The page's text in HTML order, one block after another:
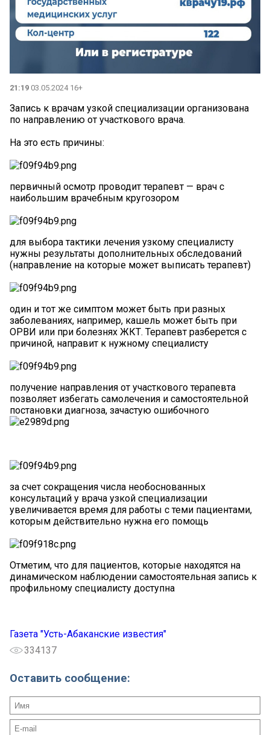
21:19 03.05.2024 16+
Запись к врачам узкой специализации организована
по направлению от участкового врача.
На это есть причины:
первичный осмотр проводит терапевт — врач с
наибольшим врачебным кругозором
для выбора тактики лечения узкому специалисту
нужны результаты дополнительных обследований
(направление на которые может выписать терапевт)
один и тот же симптом может быть при разных
заболеваниях, например, кашель может быть при
ОРВИ или при болезнях ЖКТ. Терапевт разберется с
причиной, направит к нужному специалисту
получение направления от участкового терапевта
позволяет избегать самолечения и самостоятельной
постановки диагноза, зачастую ошибочного
за счет сокращения числа необоснованных
консультаций у врача узкой специализации
увеличивается время для работы с теми пациентами,
которым действительно нужна его помощь
Отметим, что для пациентов, которые находятся на
динамическом наблюдении самостоятельная запись к
профильному специалисту доступна
Газета "Усть-Абаканские известия"
334137
Оставить сообщение: